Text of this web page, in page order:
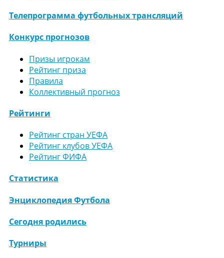
Телепрограмма футбольных трансляций
Конкурс прогнозов
Призы игрокам
Рейтинг приза
Правила
Коллективный прогноз
Рейтинги
Рейтинг стран УЕФА
Рейтинг клубов УЕФА
Рейтинг ФИФА
Статистика
Энциклопедия Футбола
Сегодня родились
Турниры